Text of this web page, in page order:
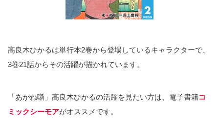
高良木ひかるは単行本2巻から登場しているキャラクターで、
3巻21話からその活躍が描かれています。
「あかね噺」高良木ひかるの活躍を見たい方は、電子書籍コ
ミックシーモアがオススメです。